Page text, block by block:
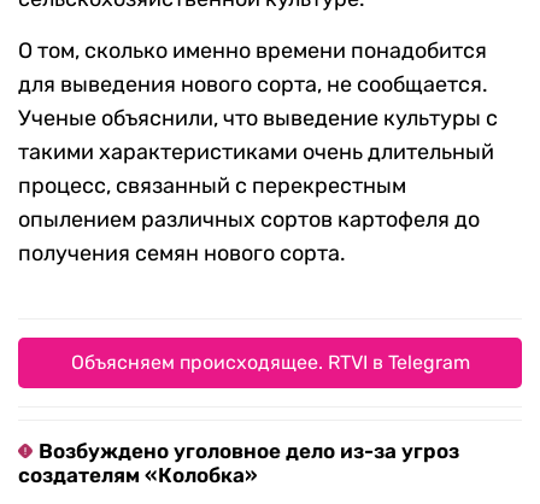
О том, сколько именно времени понадобится
для выведения нового сорта, не сообщается.
Ученые объяснили, что выведение культуры с
такими характеристиками очень длительный
процесс, связанный с перекрестным
опылением различных сортов картофеля до
получения семян нового сорта.
Объясняем происходящее. RTVI в Telegram
Возбуждено уголовное дело из-за угроз
создателям «Колобка»